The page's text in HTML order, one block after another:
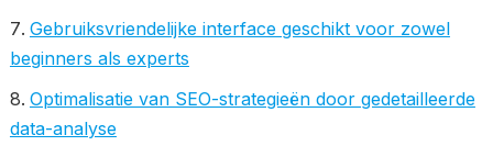
Gebruiksvriendelijke interface geschikt voor zowel
beginners als experts
Optimalisatie van SEO-strategieën door gedetailleerde
data-analyse